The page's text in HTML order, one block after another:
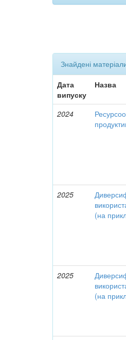
Знайдені
Дата
випуску
Назва
2024
2025
(на
2025
(на